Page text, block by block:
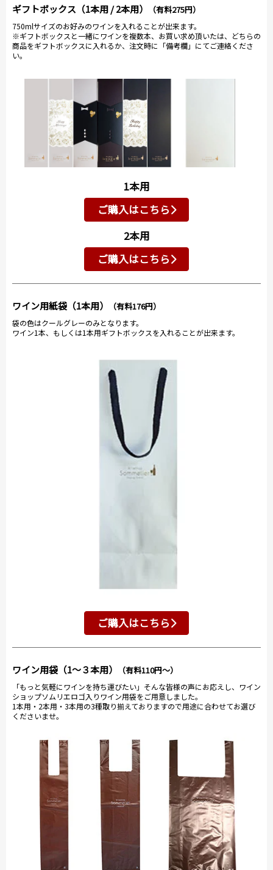
ギフトボックス（1本用 / 2本用） （有料275円）
750mlサイズのお好みのワインを入れることが出来ます。
※ギフトボックスと一緒にワインを複数本、お買い求め頂いたは、どちらの
商品をギフトボックスに入れるか、注文時に「備考欄」にてご連絡くださ
い。
1本用
ご購入はこちら
2本用
ご購入はこちら
ワイン用紙袋（1本用） （有料176円）
袋の色はクールグレーのみとなります。
ワイン1本、もしくは1本用ギフトボックスを入れることが出来ます。
ご購入はこちら
ワイン用袋（1～３本用） （有料110円～）
「もっと気軽にワインを持ち運びたい」そんな皆様の声にお応えし、ワイン
ショップソムリエロゴ入りワイン用袋をご用意しました。
1本用・2本用・3本用の3種取り揃えておりますので用途に合わせてお選び
くださいませ。